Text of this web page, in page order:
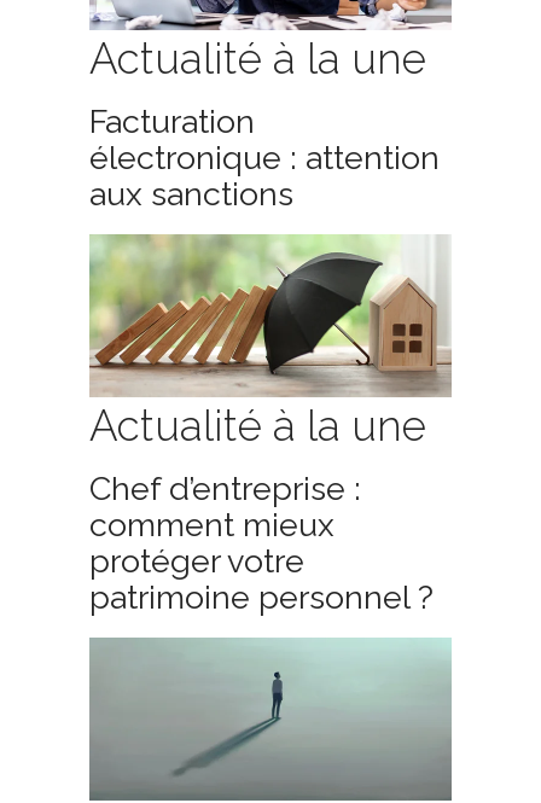
Actualité à la une
Facturation
électronique : attention
aux sanctions
Actualité à la une
Chef d’entreprise :
comment mieux
protéger votre
patrimoine personnel ?